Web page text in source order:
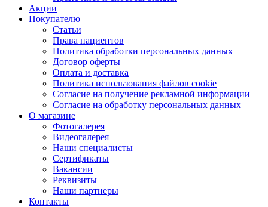
Акции
Покупателю
Статьи
Права пациентов
Политика обработки персональных данных
Договор оферты
Оплата и доставка
Политика использования файлов cookie
Согласие на получение рекламной информации
Согласие на обработку персональных данных
О магазине
Фотогалерея
Видеогалерея
Наши специалисты
Сертификаты
Вакансии
Реквизиты
Наши партнеры
Контакты